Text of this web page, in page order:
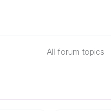
All forum topics